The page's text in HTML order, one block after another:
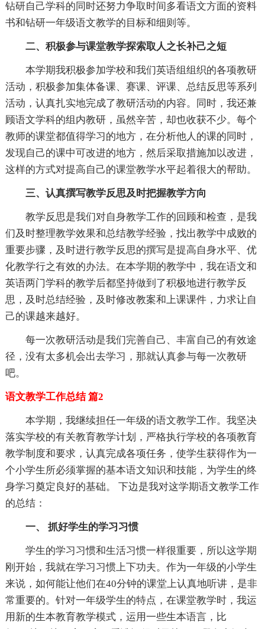
钻研自己学科的同时还努力争取时间多看语文方面的资料
书和钻研一年级语文教学的目标和细则等。
二、积极参与课堂教学探索取人之长补己之短
本学期我积极参加学校和我们英语组组织的各项教研
活动，积极参加集体备课、赛课、评课、总结反思等系列
活动，认真扎实地完成了教研活动的内容。同时，我还兼
顾语文学科的组内教研，虽然辛苦，却也收获不少。每个
教师的课堂都值得学习的地方，在分析他人的课的同时，
发现自己的课中可改进的地方，然后采取措施加以改进，
这样的方式对提高自己的课堂教学水平起着很大的帮助。
三、认真撰写教学反思及时把握教学方向
教学反思是我们对自身教学工作的回顾和检查，是我
们及时整理教学效果和总结教学经验，找出教学中成败的
重要步骤，及时进行教学反思的撰写是提高自身水平、优
化教学行之有效的办法。在本学期的教学中，我在语文和
英语两门学科的教学后都坚持做到了积极地进行教学反
思，及时总结经验，及时修改教案和上课课件，力求让自
己的课越来越好。
每一次教研活动是我们完善自己、丰富自己的有效途
径，没有太多机会出去学习，那就认真参与每一次教研
吧。
语文教学工作总结 篇2
本学期，我继续担任一年级的语文教学工作。我坚决
落实学校的有关教育教学计划，严格执行学校的各项教育
教学制度和要求，认真完成各项任务，使学生获得作为一
个小学生所必须掌握的基本语文知识和技能，为学生的终
身学习奠定良好的基础。 下边是我对这学期语文教学工作
的总结：
一、 抓好学生的学习习惯
学生的学习习惯和生活习惯一样很重要，所以这学期
刚开始，我就在学习习惯上下功夫。作为一年级的小学生
来说，如何能让他们在40分钟的课堂上认真地听讲，是非
常重要的。针对一年级学生的特点，在课堂教学时，我运
用新的生本教育教学模式，运用一些生本语言，比